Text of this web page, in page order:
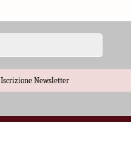
Iscrizione Newsletter